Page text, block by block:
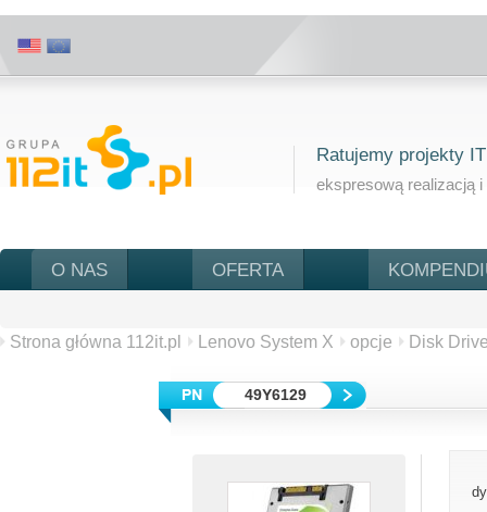
Ratujemy projekty IT
ekspresową realizacją i
O NAS OFERTA
Strona główna 112it.pl Lenovo System X opcje Disk
49Y6129